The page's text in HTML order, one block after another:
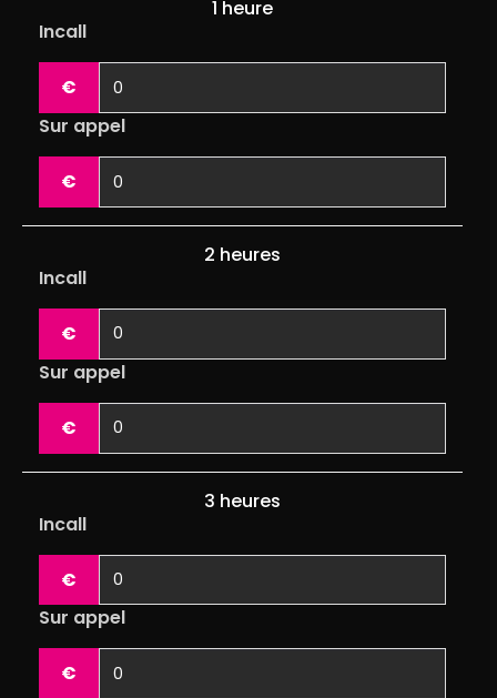
1 heure
Incall
€
Sur appel
€
2 heures
Incall
€
Sur appel
€
3 heures
Incall
€
Sur appel
€